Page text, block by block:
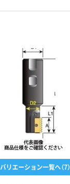
バリエーション一覧へ（7）